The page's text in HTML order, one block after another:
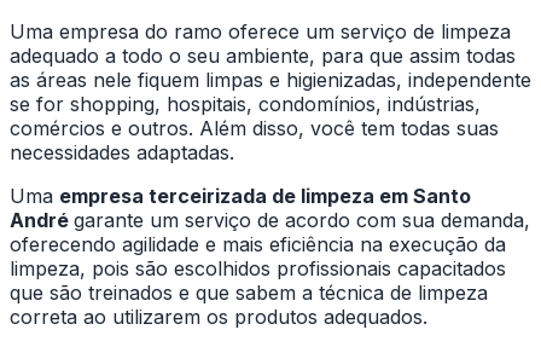
Uma empresa do ramo oferece um serviço de limpeza
adequado a todo o seu ambiente, para que assim todas
as áreas nele fiquem limpas e higienizadas, independente
se for shopping, hospitais, condomínios, indústrias,
comércios e outros. Além disso, você tem todas suas
necessidades adaptadas.
Uma empresa terceirizada de limpeza em Santo
André garante um serviço de acordo com sua demanda,
oferecendo agilidade e mais eficiência na execução da
limpeza, pois são escolhidos profissionais capacitados
que são treinados e que sabem a técnica de limpeza
correta ao utilizarem os produtos adequados.